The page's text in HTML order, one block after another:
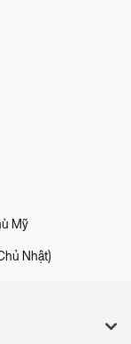
Mỹ
Nhật)